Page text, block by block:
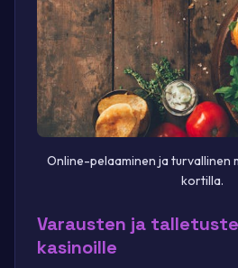
Online-pelaaminen ja turvallinen
kortilla.
Varausten ja
kasinoille